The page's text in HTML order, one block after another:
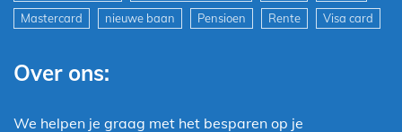
Mastercard
nieuwe baan Pensioen Rente Visa card
Over ons:
We helpen je graag met het besparen op je